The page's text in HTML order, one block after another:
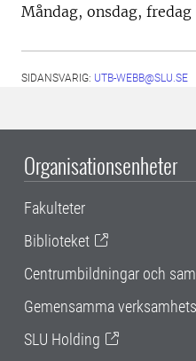
Måndag, onsdag, fredag
SIDANSVARIG: UTB-WEBB@SLU.SE
Organisationsenheter
Fakulteter
Biblioteket
Centrumbildningar och
Gemensamma
SLU Holding